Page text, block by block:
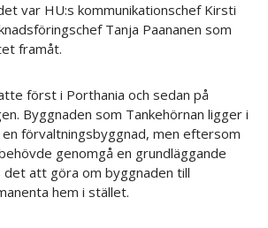
var HU:s kommunikationschef Kirsti
Tanja Paananen som
framåt.
först i Porthania och sedan på
Byggnaden som Tankehörnan ligger i
en förvaltningsbyggnad, men eftersom
genomgå en grundläggande
att göra om byggnaden till
hem i stället.